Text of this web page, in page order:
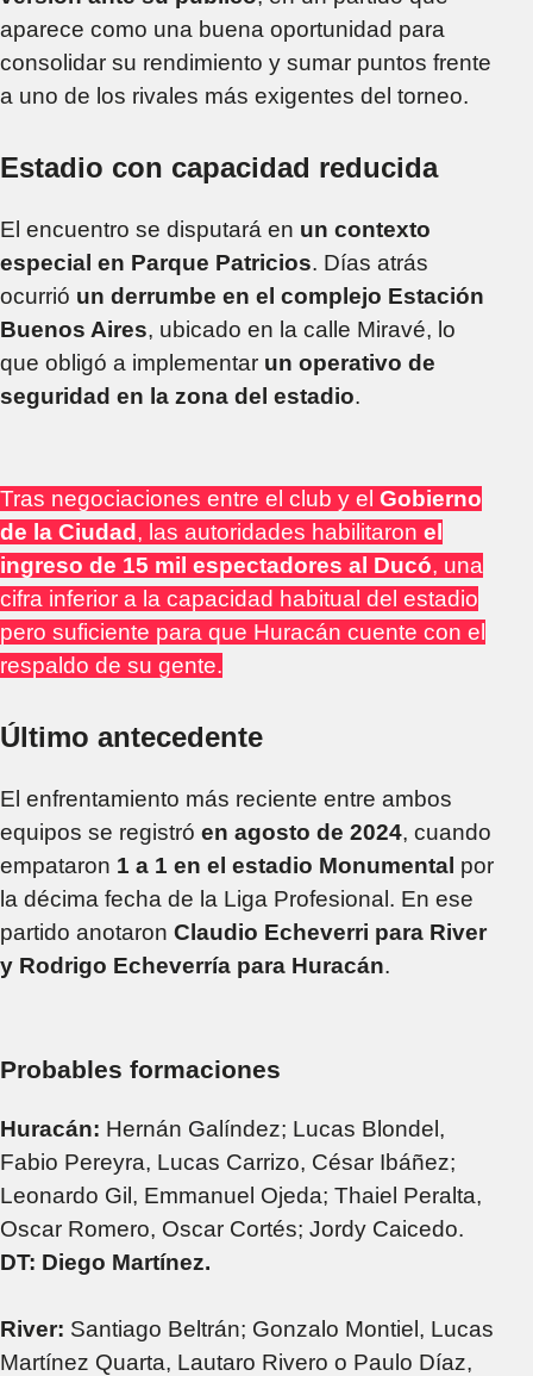
aparece como una buena oportunidad para
consolidar su rendimiento y sumar puntos frente
a uno de los rivales más exigentes del torneo.
Estadio con capacidad reducida
El encuentro se disputará en un contexto
especial en Parque Patricios. Días atrás
ocurrió un derrumbe en el complejo Estación
Buenos Aires, ubicado en la calle Miravé, lo
que obligó a implementar un operativo de
seguridad en la zona del estadio.
Tras negociaciones entre el club y el Gobierno
de la Ciudad , las autoridades habilitaron el
ingreso de 15 mil espectadores al Ducó, una
cifra inferior a la capacidad habitual del estadio
pero suficiente para que Huracán cuente con el
respaldo de su gente.
Último antecedente
El enfrentamiento más reciente entre ambos
equipos se registró en agosto de 2024, cuando
empataron 1 a 1 en el estadio Monumental por
la décima fecha de la Liga Profesional. En ese
partido anotaron Claudio Echeverri para River
y Rodrigo Echeverría para Huracán.
Probables formaciones
Huracán: Hernán Galíndez; Lucas Blondel,
Fabio Pereyra, Lucas Carrizo, César Ibáñez;
Leonardo Gil, Emmanuel Ojeda; Thaiel Peralta,
Oscar Romero, Oscar Cortés; Jordy Caicedo.
DT: Diego Martínez.
River: Santiago Beltrán; Gonzalo Montiel, Lucas
Martínez Quarta, Lautaro Rivero o Paulo Díaz,